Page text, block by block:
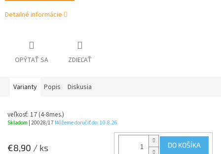
Detailné informácie
OPÝTAŤ SA ZDIEĽAŤ
Varianty Popis Diskusia
veľkosť: 17 (4-8mes.)
Skladom | 20028/17 Môžeme doručiť do: 10.8.26
€8,90 / ks DO KOŠÍKA